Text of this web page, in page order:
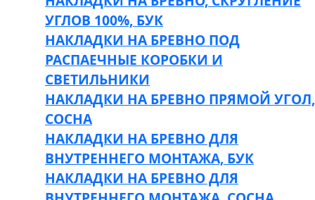
УГЛОВ 100%, БУК
НАКЛАДКИ НА БРЕВНО ПОД
РАСПАЕЧНЫЕ КОРОБКИ И
СВЕТИЛЬНИКИ
НАКЛАДКИ НА БРЕВНО ПРЯМОЙ УГОЛ,
СОСНА
НАКЛАДКИ НА БРЕВНО ДЛЯ
ВНУТРЕННЕГО МОНТАЖА, БУК
НАКЛАДКИ НА БРЕВНО ДЛЯ